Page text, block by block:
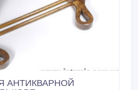
АНТИКВАРНОЙ